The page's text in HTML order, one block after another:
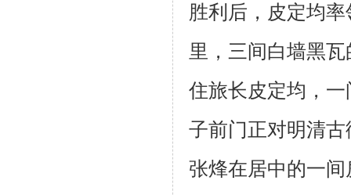
胜利后，皮定均
里，三间白墙黑瓦
住旅长皮定均，
子前门正对明清
张烽在居中的一